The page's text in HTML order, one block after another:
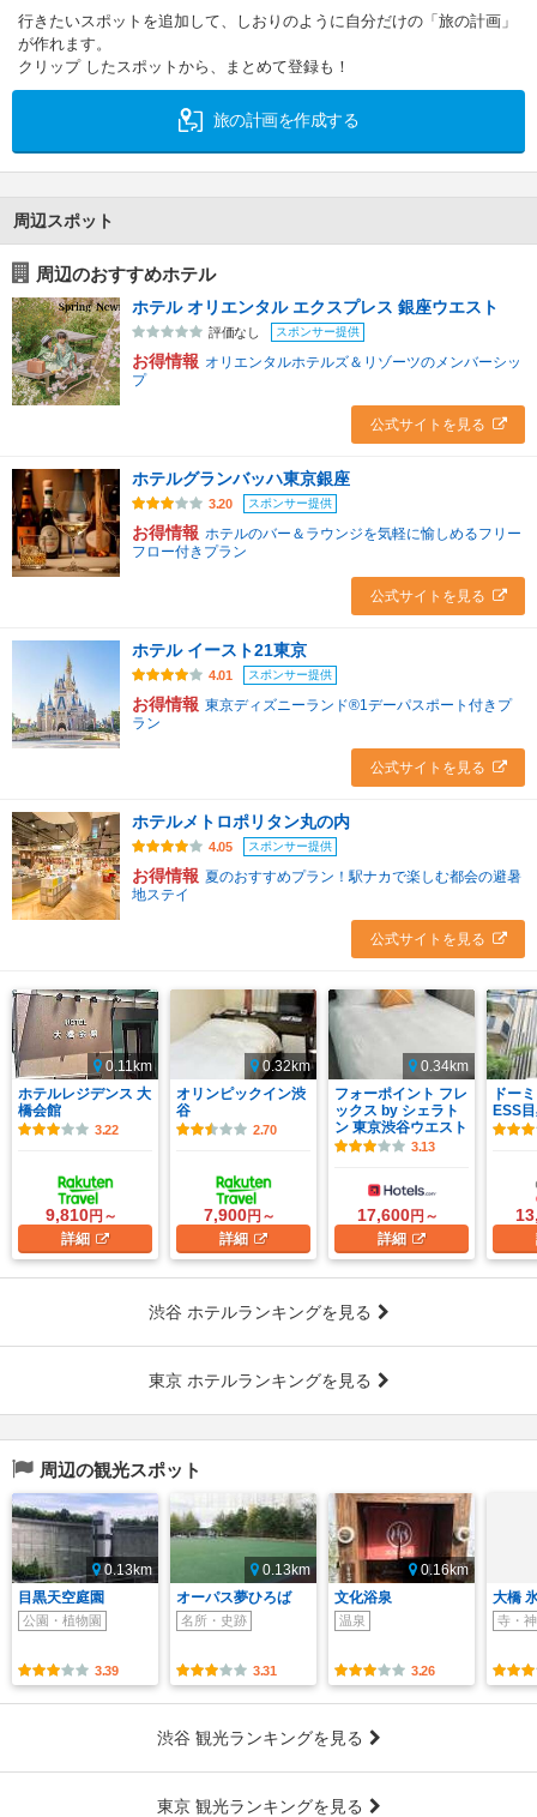
行きたいスポットを追加して、しおりのように自分だけの「旅の計画」
が作れます。
クリップ したスポットから、まとめて登録も！
旅の計画を作成する
周辺スポット
周辺のおすすめホテル
ホテル オリエンタル エクスプレス 銀座ウエスト
評価なし スポンサー提供
お得情報 オリエンタルホテルズ＆リゾーツのメンバーシッ
プ
公式サイトを見る
ホテルグランバッハ東京銀座
3.20 スポンサー提供
お得情報 ホテルのバー＆ラウンジを気軽に愉しめるフリー
フロー付きプラン
公式サイトを見る
ホテル イースト21東京
4.01 スポンサー提供
お得情報 東京ディズニーランド®1デーパスポート付きプ
ラン
公式サイトを見る
ホテルメトロポリタン丸の内
4.05 スポンサー提供
お得情報 夏のおすすめプラン！駅ナカで楽しむ都会の避暑
地ステイ
公式サイトを見る
0.11km
ホテルレジデンス 大
橋会館
3.22
9,810円～
詳細
0.32km
オリンピックイン渋
谷
2.70
7,900円～
詳細
0.34km
フォーポイント フレ
ックス by シェラト
ン 東京渋谷ウエスト
3.13
17,600円～
詳細
ドー
ESS
渋谷 ホテルランキングを見る
東京 ホテルランキングを見る
周辺の観光スポット
0.13km
目黒天空庭園
公園・植物園
3.39
0.13km
オーパス夢ひろば
名所・史跡
3.31
0.16km
文化浴泉
温泉
3.26
大橋
寺・
渋谷 観光ランキングを見る
東京 観光ランキングを見る